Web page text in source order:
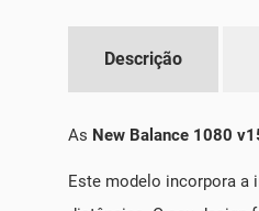
Descrição
As New Balance 1080
Este modelo incorpora a